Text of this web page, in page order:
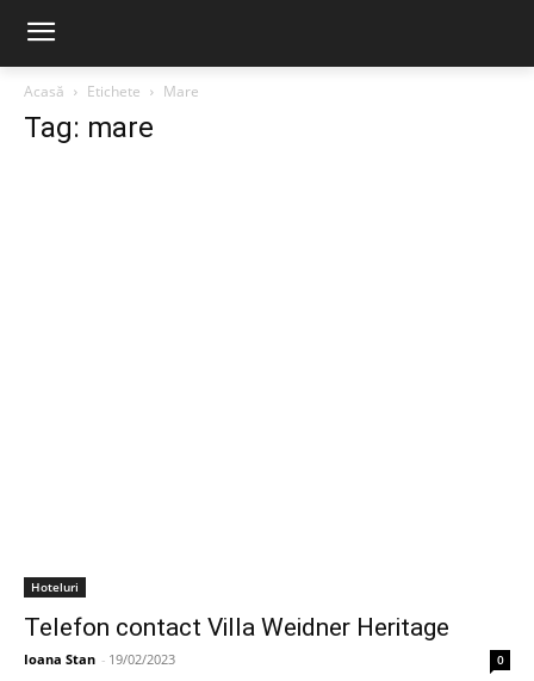
Acasă Etichete Mare
Tag: mare
Hoteluri
Telefon contact Villa Weidner Heritage
Ioana Stan - 19/02/2023 0